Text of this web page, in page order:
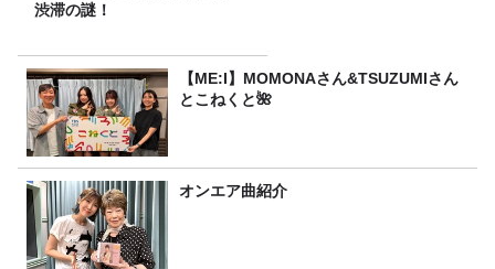
渋滞の謎！
【ME:I】MOMONAさん&TSUZUMIさん
とこねくと🌺
オンエア曲紹介